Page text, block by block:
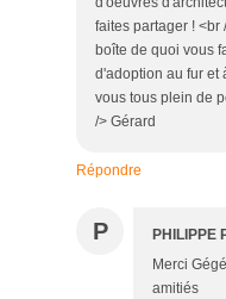
faites partager ! <br
boîte de quoi vous
d'adoption au fur et
vous tous plein de
/> Gérard
Répondre
P PHILIPPE
Merci
amitiés